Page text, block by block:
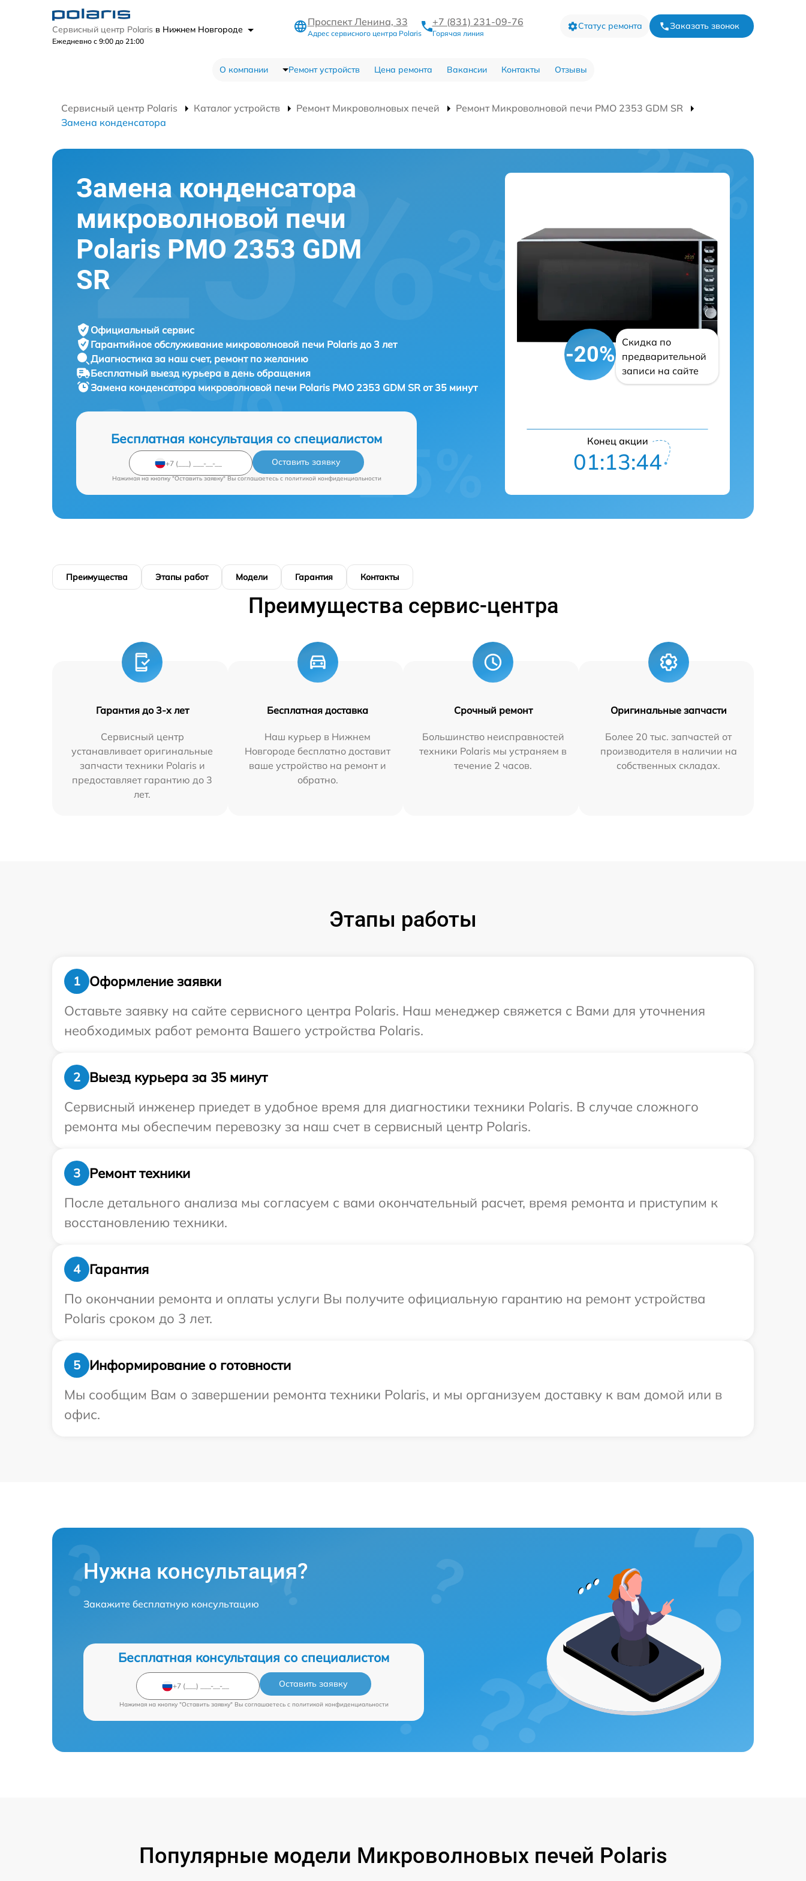
Сервисный центр Polaris в Нижнем Новгороде
Ежедневно с 9:00 до 21:00
Проспект Ленина, 33
Адрес сервисного центра Polaris
+7 (831) 231-09-76
Горячая линия
Статус ремонта Заказать звонок
О компании Ремонт устройств Цена ремонта Вакансии Контакты Отзывы
Сервисный центр Polaris Каталог устройств Ремонт Микроволновых печей
Ремонт Микроволновой печи PMO 2353 GDM SR
Замена конденсатора
Замена конденсатора
микроволновой печи
Polaris PMO 2353 GDM
SR
Официальный сервис
Гарантийное обслуживание микроволновой печи Polaris до 3 лет
Диагностика за наш счет, ремонт по желанию
Бесплатный выезд курьера в день обращения
Замена конденсатора микроволновой печи Polaris PMO 2353 GDM SR от 35 минут
Бесплатная консультация со специалистом
Оставить заявку
Нажимая на кнопку "Оставить заявку" Вы соглашаетесь c политикой конфиденциальности
-20%
Скидка по
предварительной
записи на сайте
Конец акции
01:13:43
Преимущества Этапы работ Модели Гарантия Контакты
Преимущества сервис-центра
Гарантия до 3-х лет
Сервисный центр
устанавливает оригинальные
запчасти техники Polaris и
предоставляет гарантию до 3
лет.
Бесплатная доставка
Наш курьер в Нижнем
Новгороде бесплатно доставит
ваше устройство на ремонт и
обратно.
Срочный ремонт
Большинство неисправностей
техники Polaris мы устраняем в
течение 2 часов.
Оригинальные запчасти
Более 20 тыс. запчастей от
производителя в наличии на
собственных складах.
Этапы работы
1
Оформление заявки
Оставьте заявку на сайте сервисного центра Polaris. Наш менеджер свяжется с Вами для уточнения
необходимых работ ремонта Вашего устройства Polaris.
2
Выезд курьера за 35 минут
Сервисный инженер приедет в удобное время для диагностики техники Polaris. В случае сложного
ремонта мы обеспечим перевозку за наш счет в сервисный центр Polaris.
3
Ремонт техники
После детального анализа мы согласуем с вами окончательный расчет, время ремонта и приступим к
восстановлению техники.
4
Гарантия
По окончании ремонта и оплаты услуги Вы получите официальную гарантию на ремонт устройства
Polaris сроком до 3 лет.
5
Информирование о готовности
Мы сообщим Вам о завершении ремонта техники Polaris, и мы организуем доставку к вам домой или в
офис.
Нужна консультация?
Закажите бесплатную консультацию
Бесплатная консультация со специалистом
Оставить заявку
Нажимая на кнопку "Оставить заявку" Вы соглашаетесь c политикой конфиденциальности
Популярные модели Микроволновых печей Polaris